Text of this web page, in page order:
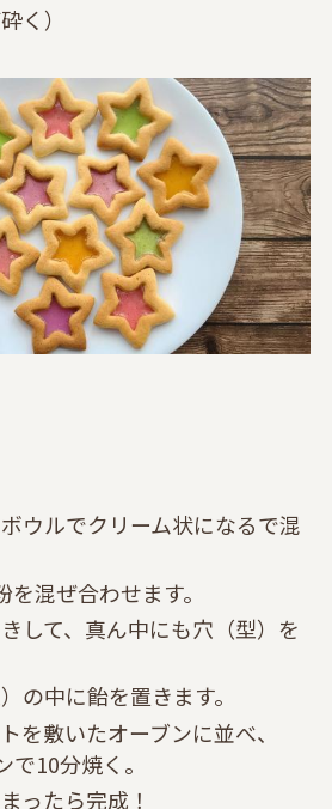
く）
ウルでクリーム状になるで混
混ぜ合わせます。
して、真ん中にも穴（型）を
の中に飴を置きます。
を敷いたオーブンに並べ、
で10分焼く。
ったら完成！